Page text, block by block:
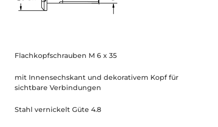
Flachkopfschrauben M 6 x 35
mit Innensechskant und dekorativem Kopf für
sichtbare Verbindungen
Stahl vernickelt Güte 4.8